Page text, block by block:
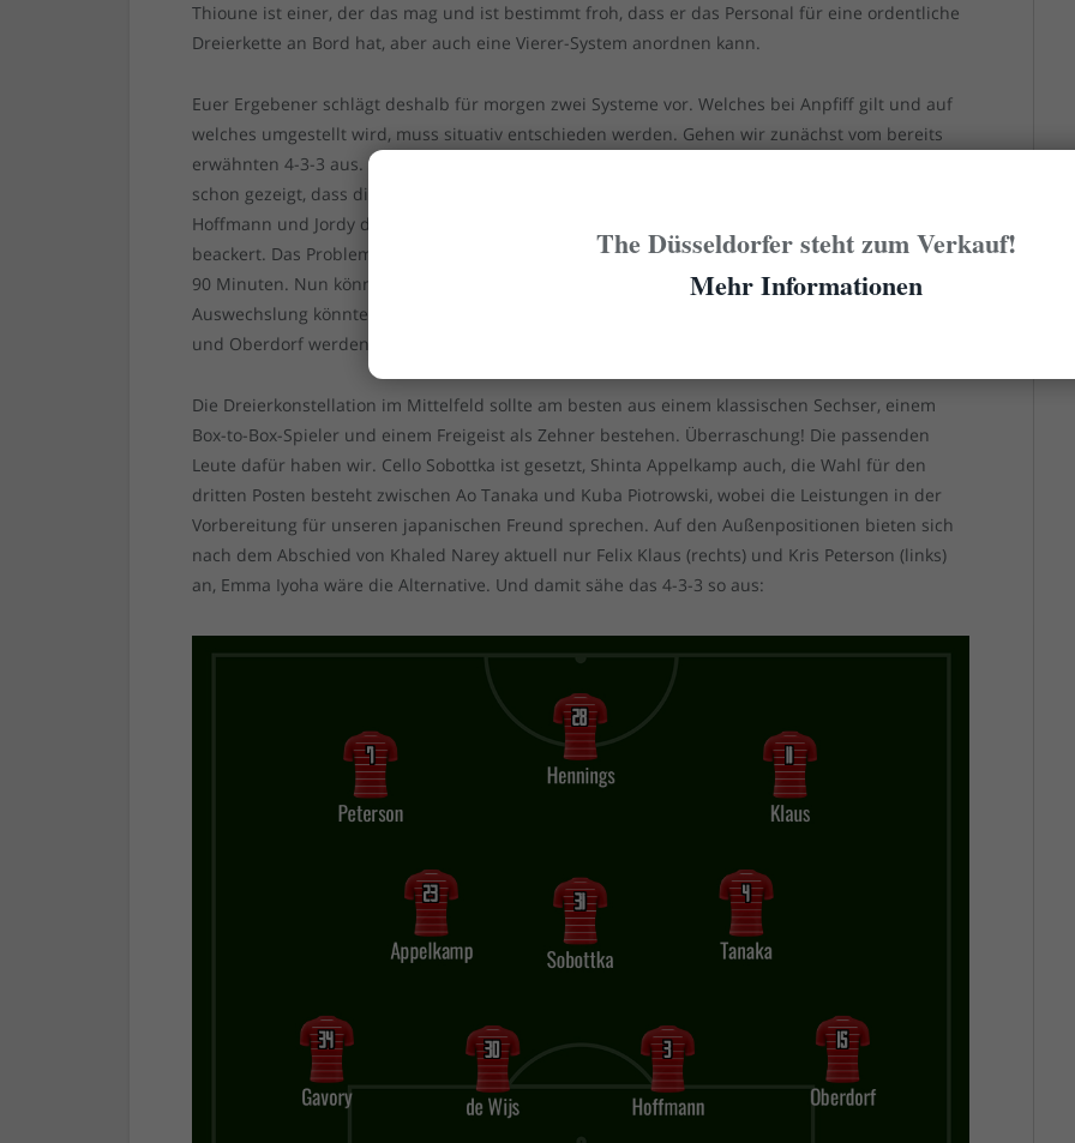
Thioune ist einer, der das mag und ist bestimmt froh, dass er das Personal für eine ordentliche
Dreierkette an Bord hat, aber auch eine Vierer-System anordnen kann.
Euer Ergebener schlägt deshalb für morgen zwei Systeme vor. Welches bei Anpfiff gilt und auf
welches umgestellt wird, muss situativ entschieden werden. Gehen wir zunächst vom bereits
erwähnten 4-3-3 aus. Da hat sich nach dem bedauerlichen Ausfall von Zimbo Zimmermann
schon gezeigt, dass dieser durch Tim Oberdorf ersetzt werden könnte, während Andre
Hoffmann und Jordy de Wijs die Innenverteidigung stellen und Nicolas Gavory die linke Seite
beackert. Das Problem: Jordy, das hat der Test gegen Twente gezeigt, ist noch nicht fit genug für
90 Minuten. Nun könnte man ihn einfach gegen Chris Klarer wechseln, aber seine mögliche
Auswechslung könnte auch Anlass für die Umstellung auf eine Dreierkette mit Hoffmann, Klarer
und Oberdorf werden.
Die Dreierkonstellation im Mittelfeld sollte am besten aus einem klassischen Sechser, einem
Box-to-Box-Spieler und einem Freigeist als Zehner bestehen. Überraschung! Die passenden
Leute dafür haben wir. Cello Sobottka ist gesetzt, Shinta Appelkamp auch, die Wahl für den
dritten Posten besteht zwischen Ao Tanaka und Kuba Piotrowski, wobei die Leistungen in der
Vorbereitung für unseren japanischen Freund sprechen. Auf den Außenpositionen bieten sich
nach dem Abschied von Khaled Narey aktuell nur Felix Klaus (rechts) und Kris Peterson (links)
an, Emma Iyoha wäre die Alternative. Und damit sähe das 4-3-3 so aus:
The Düsseldorfer steht zum Verkauf!
Mehr Informationen